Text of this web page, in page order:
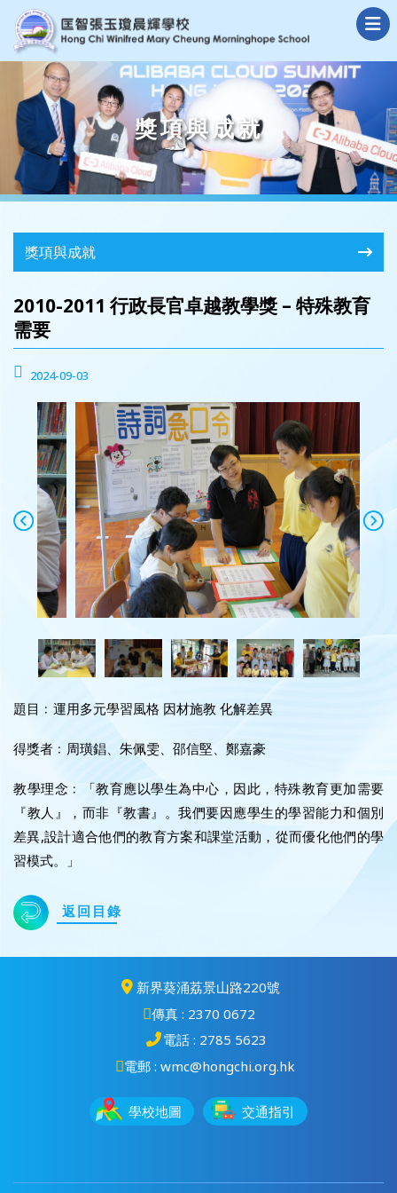
獎項與成就
獎項與成就
2010-2011 行政長官卓越教學獎 – 特殊教育
需要
2024-09-03
題目﹕運用多元學習風格 因材施教 化解差異
得獎者﹕周璜錩、朱佩雯、邵信堅、鄭嘉豪
教學理念﹕「教育應以學生為中心，因此，特殊教育更加需要
『教人』，而非『教書』。我們要因應學生的學習能力和個別
差異,設計適合他們的教育方案和課堂活動，從而優化他們的學
習模式。」
返回目錄
新界葵涌荔景山路220號
傳真 : 2370 0672
電話 : 2785 5623
電郵 : wmc@hongchi.org.hk
學校地圖 交通指引